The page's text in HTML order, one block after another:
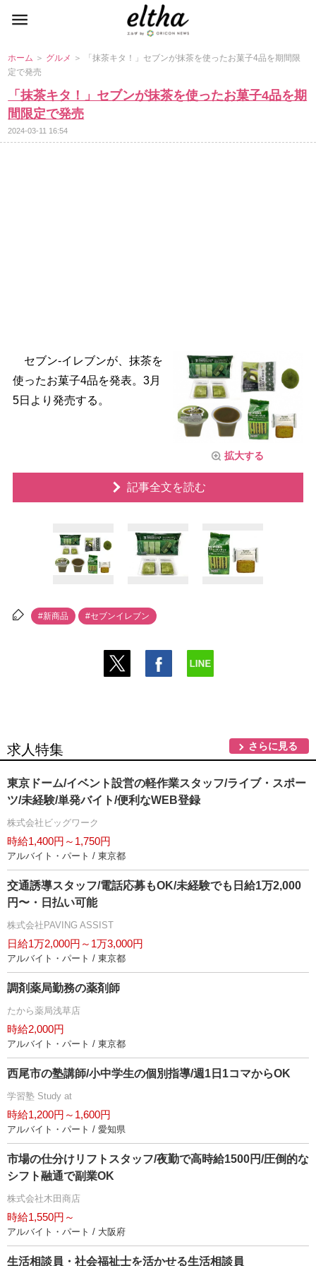
ホーム ＞ グルメ ＞ 「抹茶キタ！」セブンが抹茶を使ったお菓子4品を期間限
定で発売
「抹茶キタ！」セブンが抹茶を使ったお菓子4品を期
間限定で発売
2024-03-11 16:54
拡大する
セブン-イレブンが、抹茶を
使ったお菓子4品を発表。3月
5日より発売する。
記事全文を読む
#新商品 #セブンイレブン
求人特集 さらに見る
東京ドーム/イベント設営の軽作業スタッフ/ライブ・スポー
ツ/未経験/単発バイト/便利なWEB登録
株式会社ビッグワーク
時給1,400円～1,750円
アルバイト・パート / 東京都
交通誘導スタッフ/電話応募もOK/未経験でも日給1万2,000
円〜・日払い可能
株式会社PAVING ASSIST
日給1万2,000円～1万3,000円
アルバイト・パート / 東京都
調剤薬局勤務の薬剤師
たから薬局浅草店
時給2,000円
アルバイト・パート / 東京都
西尾市の塾講師/小中学生の個別指導/週1日1コマからOK
学習塾 Study at
時給1,200円～1,600円
アルバイト・パート / 愛知県
市場の仕分けリフトスタッフ/夜勤で高時給1500円/圧倒的な
シフト融通で副業OK
株式会社木田商店
時給1,550円～
アルバイト・パート / 大阪府
生活相談員・社会福祉士を活かせる生活相談員